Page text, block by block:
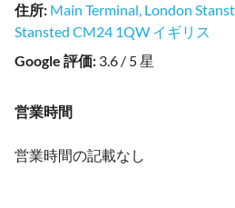
住所: Main Terminal, London
Stansted CM24 1QW イギリス
Google 評価: 3.6 / 5 星
営業時間
営業時間の記載なし